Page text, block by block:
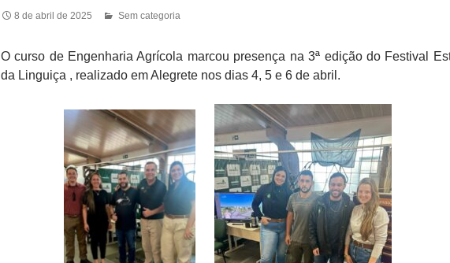
8 de abril de 2025 Sem categoria
O curso de Engenharia Agrícola marcou presença na 3ª edição do Festival
da Linguiça , realizado em Alegrete nos dias 4, 5 e 6 de abril.